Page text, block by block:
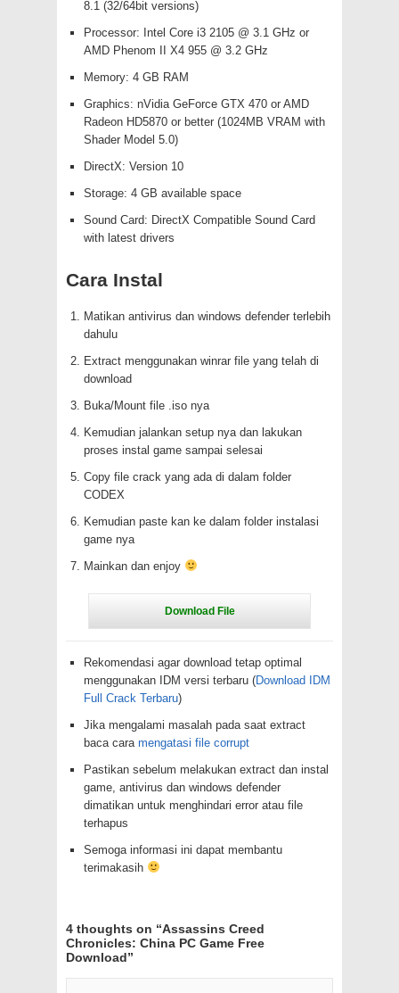
8.1 (32/64bit versions)
Processor: Intel Core i3 2105 @ 3.1 GHz or
AMD Phenom II X4 955 @ 3.2 GHz
Memory: 4 GB RAM
Graphics: nVidia GeForce GTX 470 or AMD
Radeon HD5870 or better (1024MB VRAM with
Shader Model 5.0)
DirectX: Version 10
Storage: 4 GB available space
Sound Card: DirectX Compatible Sound Card
with latest drivers
Cara Instal
Matikan antivirus dan windows defender terlebih
dahulu
Extract menggunakan winrar file yang telah di
download
Buka/Mount file .iso nya
Kemudian jalankan setup nya dan lakukan
proses instal game sampai selesai
Copy file crack yang ada di dalam folder
CODEX
Kemudian paste kan ke dalam folder instalasi
game nya
Mainkan dan enjoy
Rekomendasi agar download tetap optimal
menggunakan IDM versi terbaru (Download IDM
Full Crack Terbaru)
Jika mengalami masalah pada saat extract
baca cara mengatasi file corrupt
Pastikan sebelum melakukan extract dan instal
game, antivirus dan windows defender
dimatikan untuk menghindari error atau file
terhapus
Semoga informasi ini dapat membantu
terimakasih
4 thoughts on “Assassins Creed
Chronicles: China PC Game Free
Download”